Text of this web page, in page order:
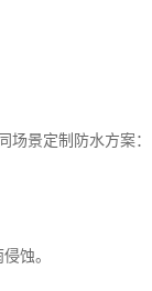
景定制防水方案：
侵蚀。